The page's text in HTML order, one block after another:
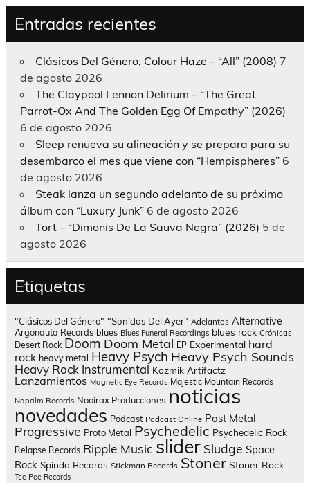
Entradas recientes
Clásicos Del Género; Colour Haze – “All” (2008) 7
de agosto 2026
The Claypool Lennon Delirium – “The Great
Parrot-Ox And The Golden Egg Of Empathy” (2026)
6 de agosto 2026
Sleep renueva su alineación y se prepara para su
desembarco el mes que viene con “Hempispheres” 6
de agosto 2026
Steak lanza un segundo adelanto de su próximo
álbum con “Luxury Junk” 6 de agosto 2026
Tort – “Dimonis De La Sauva Negra” (2026) 5 de
agosto 2026
Etiquetas
"Clásicos Del Género" "Sonidos Del Ayer" Adelantos Alternative
Argonauta Records blues Blues Funeral Recordings blues rock Crónicas
Desert Rock Doom Doom Metal EP Experimental hard
rock heavy metal Heavy Psych Heavy Psych Sounds
Heavy Rock Instrumental Kozmik Artifactz
Lanzamientos Magnetic Eye Records Majestic Mountain Records
Napalm Records Nooirax Producciones noticias
novedades Podcast Podcast Online Post Metal
Progressive Proto Metal Psychedelic Psychedelic Rock
Relapse Records Ripple Music slider Sludge Space
Rock Spinda Records Stickman Records Stoner Stoner Rock
Tee Pee Records